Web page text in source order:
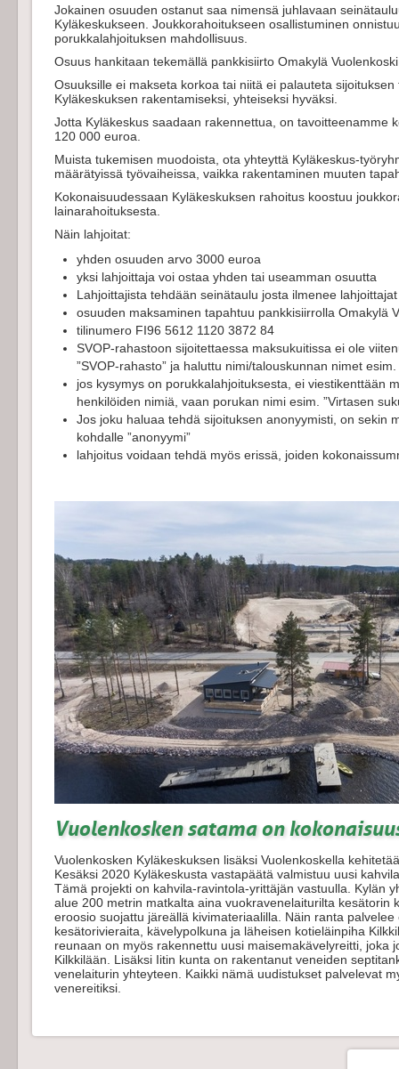
Jokainen osuuden ostanut saa nimensä juhlavaan
Kyläkeskukseen. Joukkorahoitukseen osallistuminen
porukkalahjoituksen mahdollisuus.
Osuus hankitaan tekemällä pankkisiirto Omakylä
Osuuksille ei makseta korkoa tai niitä ei palauteta
Kyläkeskuksen rakentamiseksi, yhteiseksi hyväksi.
Jotta Kyläkeskus saadaan rakennettua, on tavoitteenamme
120 000 euroa.
Muista tukemisen muodoista, ota yhteyttä Kyläkeskus-
määrätyissä työvaiheissa, vaikka rakentaminen muuten
Kokonaisuudessaan Kyläkeskuksen rahoitus koostuu
lainarahoituksesta.
Näin lahjoitat:
yhden osuuden arvo 3000 euroa
yksi lahjoittaja voi ostaa yhden tai useamman osuutta
Lahjoittajista tehdään seinätaulu josta ilmenee
osuuden maksaminen tapahtuu pankkisiirrolla Omakylä
tilinumero FI96 5612 1120 3872 84
SVOP-rahastoon sijoitettaessa maksukuitissa ei ole
”SVOP-rahasto” ja haluttu nimi/talouskunnan nimet
jos kysymys on porukkalahjoituksesta, ei viestikenttään
henkilöiden nimiä, vaan porukan nimi esim. ”Virtasen
Jos joku haluaa tehdä sijoituksen anonyymisti, on sekin
kohdalle ”anonyymi”
lahjoitus voidaan tehdä myös erissä, joiden
Vuolenkosken satama on
Vuolenkosken Kyläkeskuksen lisäksi Vuolenkoskella
Kesäksi 2020 Kyläkeskusta vastapäätä valmistuu uusi
Tämä projekti on kahvila-ravintola-yrittäjän vastuulla. Kylän
alue 200 metrin matkalta aina vuokravenelaiturilta kesätorin
eroosio suojattu järeällä kivimateriaalilla. Näin ranta
kesätorivieraita, kävelypolkuna ja läheisen kotieläinpiha
reunaan on myös rakennettu uusi maisemakävelyreitti, joka
Kilkkilään. Lisäksi Iitin kunta on rakentanut veneiden
venelaiturin yhteyteen. Kaikki nämä uudistukset palvelevat
venereitiksi.